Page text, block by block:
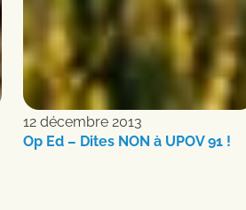
12 décembre 2013
Op Ed – Dites NON à UPOV 91 !